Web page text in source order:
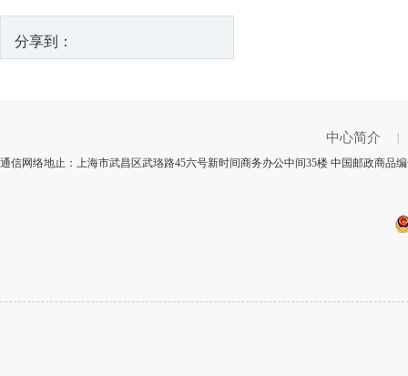
分享到：
中心简介
|
通信网络地止：上海市武昌区武珞路45六号新时间商务办公中间35楼 中国邮政商品